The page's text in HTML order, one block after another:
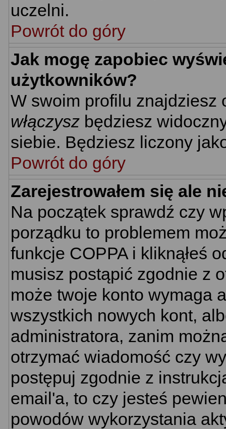
uczelni.
Powrót do góry
Jak mogę zapobiec
użytkowników?
W swoim profilu znajdziesz
włączysz będziesz
siebie. Będziesz liczony
Powrót do góry
Zarejestrowałem się ale
Na początek sprawdź czy
porządku to problemem
funkcje COPPA i kliknąłeś
musisz postąpić zgodnie z
może twoje konto wymaga
wszystkich nowych kont,
administratora, zanim
otrzymać wiadomość czy
postępuj zgodnie z
email'a, to czy jesteś
powodów wykorzystania